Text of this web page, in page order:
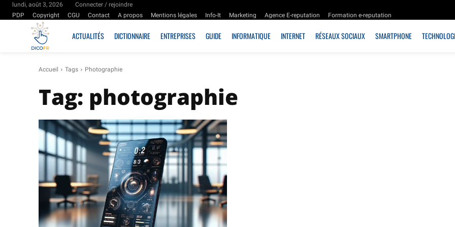
lundi, août 3, 2026
Connecter / rejoindre
PDP
Copyright CGU Contact A propos Mentions légales Info-It Marketing Agence E-reputation Formation e-reputation
ACTUALITÉS DICTIONNAIRE ENTREPRISES GUIDE INFORMATIQUE INTERNET RÉSEAUX SOCIAUX SMARTPHONE
Accueil Tags Photographie
Tag: photographie